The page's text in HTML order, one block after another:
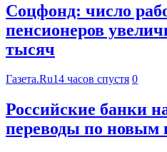
Соцфонд: число
пенсионеров
тысяч
Газета.Ru14 часов спустя 0
Российские банки
переводы по новым